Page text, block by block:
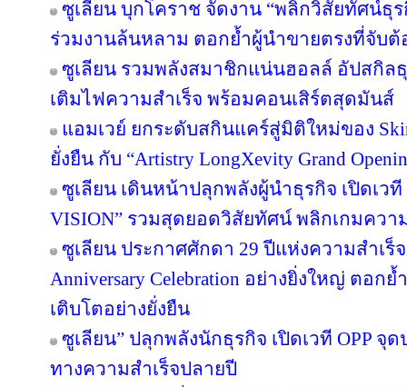
ซูเลียน บุกโคราช จัดงาน “พลิกวิสัยทัศน์ธุ
ร่วมงานล้นหลาม ตอกย้ำผู้นำขายตรงที่จับต้
ซูเลียน รวมพลังสมาชิกแน่นฮอลล์ อัปสกิ
เติมไฟความสำเร็จ พร้อมคอนเสิร์ตสุดมันส์
แอมเวย์ ยกระดับสกินแคร์สู่มิติใหม่ของ
ยั่งยืน กับ “Artistry LongXevity Grand
ซูเลียน เดินหน้าปลุกพลังผู้นำธุรกิจ เปิดเวที
VISION” รวมสุดยอดวิสัยทัศน์ พลิกเกมคว
ซูเลียน ประกาศศักดา 29 ปีแห่งความสำเร็
Anniversary Celebration อย่างยิ่งใหญ่ ตอก
เติบโตอย่างยั่งยืน
ซูเลียน” ปลุกพลังนักธุรกิจ เปิดเวที OPP จุ
ทางความสำเร็จปลายปี